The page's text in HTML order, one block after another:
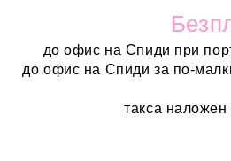
до офис на Спиди при
до офис на Спиди за по-
такса